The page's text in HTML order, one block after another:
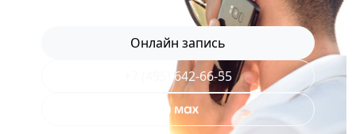
Онлайн запись
+7 (495) 642-66-55